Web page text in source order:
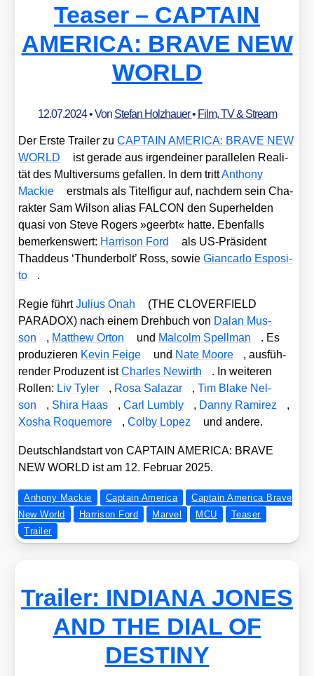
Teaser – CAPTAIN
AMERICA: BRAVE NEW
WORLD
12.07.2024• Von Stefan Holzhauer• Film, TV & Stream
Der Ers­te Trai­ler zuCAPTAIN AMERICA: BRAVE NEW
WORLD
ist gera­de aus irgend­ei­ner par­al­le­len Rea­li­
tät des Mul­ti­ver­sums gefal­len. In dem trittAntho­ny
Mackie
erst­mals als Titel­fi­gur auf, nach­dem sein Cha­
rak­ter Sam Wil­son ali­as FALCON den Super­hel­den
qua­si von Ste­ve Rogers »geerbt« hat­te. Eben­falls
bemer­kens­wert: Har­ri­son Ford
als US-Prä­si­dent
Thad­de­us ‘Thun­der­bolt’ Ross, sowieGian­car­lo Espo­si­
to
.
Regie führtJuli­us Onah
(THE CLOVERFIELD
PARADOX) nach einem Dreh­buch von Dalan Mus­
son
, Matthew Orton und Mal­colm Spell­man
. Es
pro­du­zie­ren Kevin Fei­ge und Nate Moo­re
, aus­füh­
ren­der Pro­du­zent istCharles Newirth
. In wei­te­ren
Rol­len: Liv Tyler , Rosa Sala­zar ,Tim Bla­ke Nel­
son
, Shira Haas ,Carl Lum­bly , Dan­ny Rami­rez
,
Xosha Roque­mo­re
,Col­by Lopez und ande­re.
Deutsch­land­start von CAPTAIN AMERICA: BRAVE
NEW WORLD ist am 12. Febru­ar 2025.
Anhony Mackie Captain America
Captain America Brave
New World
Harrison Ford Marvel MCU
Teaser
Trailer
Trailer: INDIANA JONES
AND THE DIAL OF
DESTINY